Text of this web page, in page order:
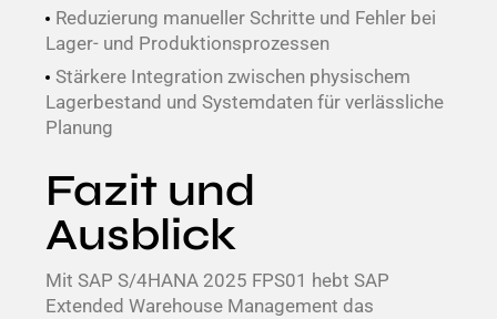
Reduzierung manueller Schritte und Fehler bei
Lager- und Produktionsprozessen
Stärkere Integration zwischen physischem
Lagerbestand und Systemdaten für verlässliche
Planung
Fazit und
Ausblick​
Mit SAP S/4HANA 2025 FPS01 hebtSAP
Extended Warehouse Management das